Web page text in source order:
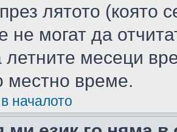
лятото (която
не могат да
месеци
местно време.
началото